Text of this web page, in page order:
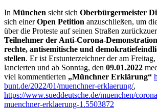
In München sieht sich Oberbürgermeister
sich einerOpen Petition anzuschließen, um
über die Proteste auf seinen Straßen
Teilnehmer der Anti-Corona-
rechte, antisemitische und
stellen. Er ist Erstunterzeichner der am Freitag,
lancierten und ab Sonntag, den 09.01.2022
viel kommentierten „Münchner Erklärung“
bunt.de/2022/01/muenchner-erklaerung/,
https://www.sueddeutsche.de/muenchen/
muenchner-erklaerung-1.5503872